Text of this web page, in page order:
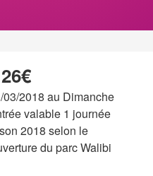
2018 au Dimanche
valable 1 journée
2018 selon le
du parc Walibi